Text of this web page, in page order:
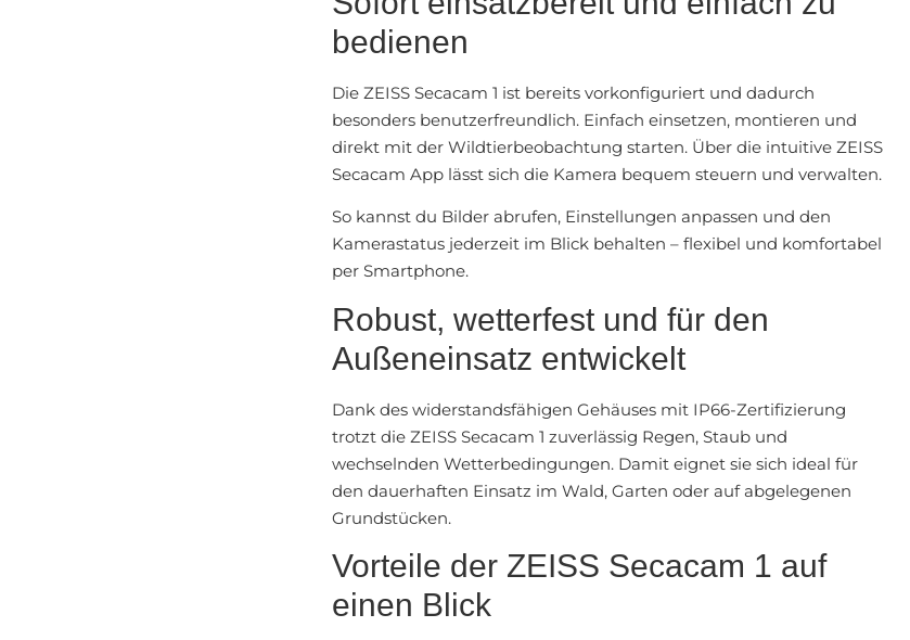
bedienen
Die ZEISS Secacam 1 ist bereits vorkonfiguriert und dadurch
besonders benutzerfreundlich. Einfach einsetzen, montieren und
direkt mit der Wildtierbeobachtung starten. Über die intuitiveZEISS
Secacam App lässt sich die Kamera bequem steuern und verwalten.
So kannst du Bilder abrufen, Einstellungen anpassen und den
Kamerastatus jederzeit im Blick behalten – flexibel und komfortabel
per Smartphone.
Robust, wetterfest und für den
Außeneinsatz entwickelt
Dank des widerstandsfähigen Gehäuses mit IP66-Zertifizierung
trotzt die ZEISS Secacam 1 zuverlässig Regen, Staub und
wechselnden Wetterbedingungen. Damit eignet sie sich ideal für
den dauerhaften Einsatz im Wald, Garten oder auf abgelegenen
Grundstücken.
Vorteile der ZEISS Secacam 1 auf
einen Blick